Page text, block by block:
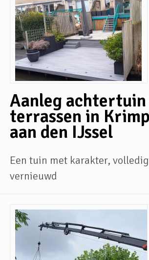
Aanleg achtertuin
terrassen in
aan den IJssel
Een tuin met karakter, volledig
vernieuwd